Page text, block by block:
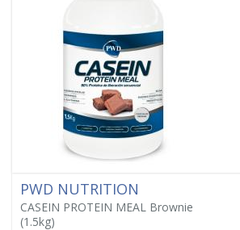
PWD NUTRITION
CASEIN PROTEIN MEAL Brownie
(1.5kg)